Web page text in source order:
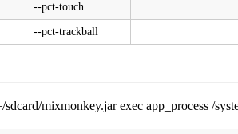
--pct-touch
--pct-trackball
mixmonkey.jar exec app_process /